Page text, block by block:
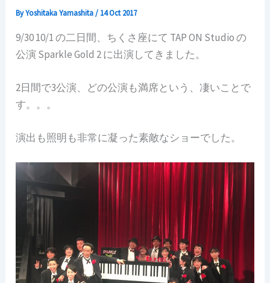
ByYoshitaka Yamashita/ 14 Oct 2017
9/30 10/1 の二日間、ちくさ座にて TAP ON Studio の
公演 Sparkle Gold 2 に出演してきました。
2日間で3公演、どの公演も満席という、凄いことで
す。。。
演出も照明も非常に凝った素敵なショーでした。